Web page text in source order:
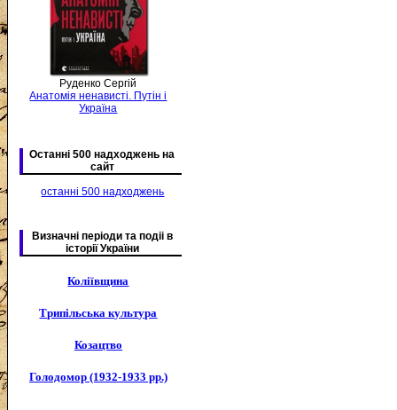
Руденко Сергій
Анатомія ненависті. Путін і
Україна
Останні 500 надходжень на
сайт
останні 500 надходжень
Визначні періоди та подіі в
історії України
Коліївщина
Трипільська культура
Козацтво
Голодомор (1932-1933 рр.)